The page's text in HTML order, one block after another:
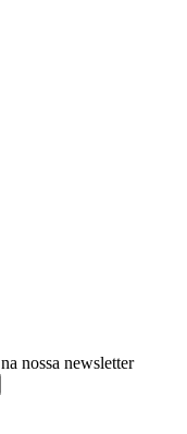
nossa newsletter